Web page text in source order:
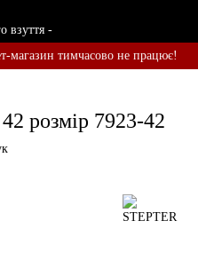
магазин тимчасово не працює!
розмір 7923-42